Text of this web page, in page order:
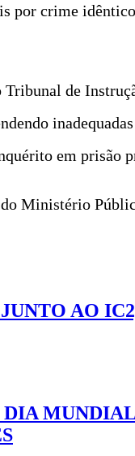
por crime
de
em prisão
Ministério
AO